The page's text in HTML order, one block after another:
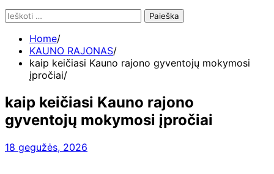
Ieškoti:
Home
KAUNO RAJONAS
kaip keičiasi Kauno rajono gyventojų mokymosi
įpročiai
kaip keičiasi Kauno rajono
gyventojų mokymosi įpročiai
18 gegužės, 2026